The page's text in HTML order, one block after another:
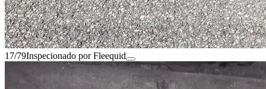
17/79Inspecionado por Fleequid